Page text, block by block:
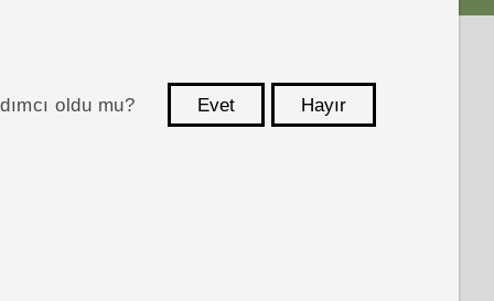
oldu mu? Evet
Hayır